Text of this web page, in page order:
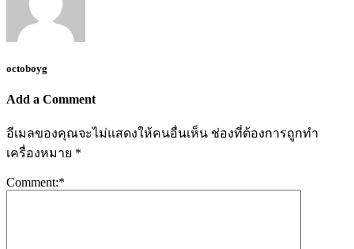
octoboyg
Add a Comment
อีเมลของคุณจะไม่แสดงให้คนอื่นเห็น ช่องที่ต้องการถูกทำ
เครื่องหมาย *
Comment:*